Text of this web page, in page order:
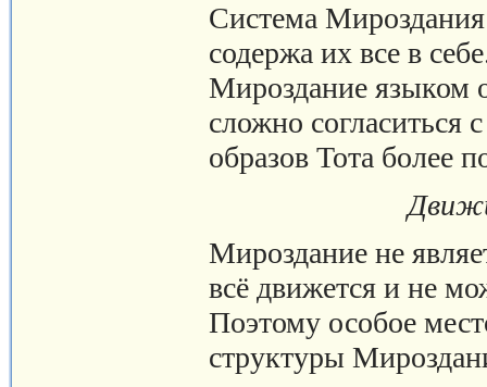
Система
содержа их все в
Мироздание языком
сложно согласиться
образов Тота более
Мироздание не
всё движется и не
Поэтому особое
структуры